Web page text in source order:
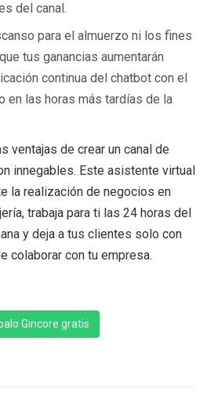
del canal.
para el almuerzo ni los fines
tus ganancias aumentarán
continua del chatbot con el
en las horas más tardías de la
ventajas de crear un canal de
innegables. Este asistente virtual
la realización de negocios en
trabaja para ti las 24 horas del
y deja a tus clientes solo con
colaborar con tu empresa.
Gincore gratis